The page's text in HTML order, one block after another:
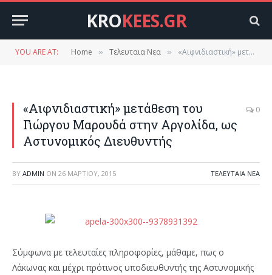
KROKEES.GR
YOU ARE AT: Home » Τελευταια Νεα » «Αιφνιδιαστική» μετάθεση του Γιώργου Μαρουδά στην Αργολίδα, ως Αστυνομικός Διευθυντής
«Αιφνιδιαστική» μετάθεση του
Γιώργου Μαρουδά στην Αργολίδα, ως
Αστυνομικός Διευθυντής
0
BY ADMIN ON 26 ΜΑΡΤΊΟΥ, 2015 ΤΕΛΕΥΤΑΙΑ ΝΕΑ
Σύμφωνα με τελευταίες πληροφορίες, μάθαμε, πως ο
Λάκωνας και μέχρι πρότινος υποδιευθυντής της Αστυνομικής